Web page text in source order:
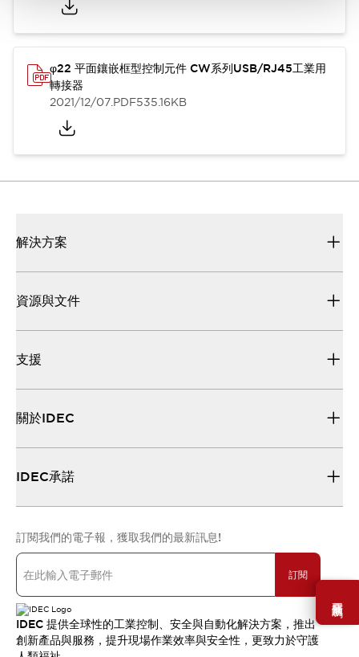
需要幫助嗎？
φ22 平面鑲嵌框型控制元件 CW系列USB/RJ45工業用
轉接器
2021/12/07.PDF535.16KB
解決方案
資源與文件
支援
關於IDEC
IDEC承諾
訂閱我們的電子報，獲取我們的最新訊息!
訂閱
IDEC 提供全球性的工業控制、安全與自動化解決方案，推出
創新產品與服務，提升現場作業效率與安全性，更致力於守護